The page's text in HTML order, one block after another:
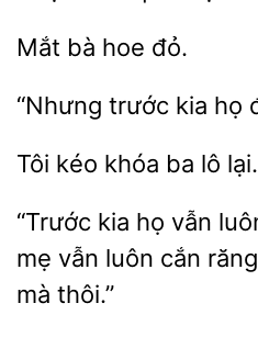
đỏ.
“Nhưng trước
khóa ba lô
“Trước kia họ
vẫn luôn
mà thôi.”